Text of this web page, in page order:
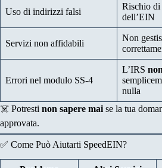
Uso di indirizzi falsi
Rischio
dell’EIN
Servizi non affidabili
Non
Errori nel modulo SS-4
L’IRS
nulla
☠️ Potresti non sapere mai se la tua
approvata.
✅ Come Può Aiutarti SpeedEIN?